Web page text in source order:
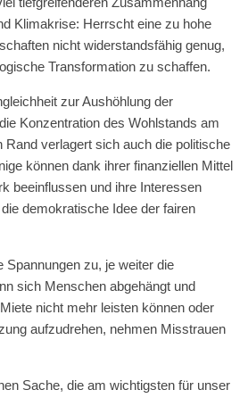
Klimakrise: Herrscht eine zu hohe
nicht widerstandsfähig genug,
Transformation zu schaffen.
zur Aushöhlung der
Konzentration des Wohlstands am
Rand verlagert sich auch die politische
können dank ihrer finanziellen Mittel
beeinflussen und ihre Interessen
demokratische Idee der fairen
Spannungen zu, je weiter die
sich Menschen abgehängt und
nicht mehr leisten können oder
aufzudrehen, nehmen Misstrauen
Sache, die am wichtigsten für unser